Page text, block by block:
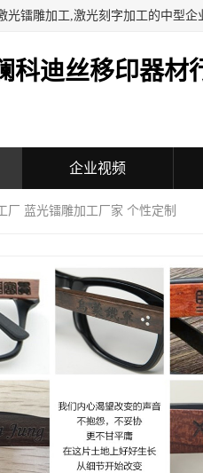
镭雕加工,激光刻字加工的中型企
科迪丝移印器材
企业视频
厂 蓝光镭雕加工厂家 个性定制